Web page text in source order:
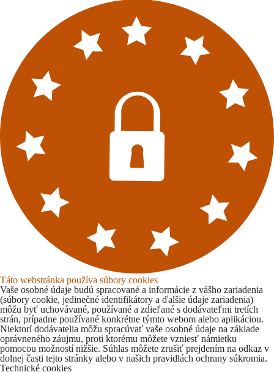
Táto webstránka používa súbory cookies
Vaše osobné údaje budú spracované a informácie z vášho zariadenia
(súbory cookie, jedinečné identifikátory a ďalšie údaje zariadenia)
môžu byť uchovávané, používané a zdieľané s dodávateľmi tretích
strán, prípadne používané konkrétne týmto webom alebo aplikáciou.
Niektorí dodávatelia môžu spracúvať vaše osobné údaje na základe
oprávneného záujmu, proti ktorému môžete vzniesť námietku
pomocou možností nižšie. Súhlas môžete zrušiť prejdením na odkaz v
dolnej časti tejto stránky alebo v našich pravidlách ochrany súkromia.
Technické cookies